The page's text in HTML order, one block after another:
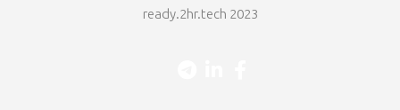
ready.2hr.tech 2023